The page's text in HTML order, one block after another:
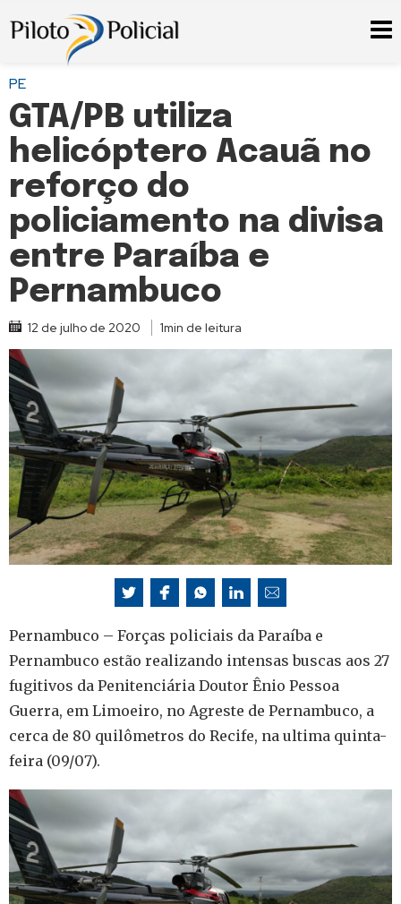
PE
GTA/PB utiliza
helicóptero Acauã no
reforço do
policiamento na divisa
entre Paraíba e
Pernambuco
12 de julho de 2020 1min de leitura
Pernambuco – Forças policiais da Paraíba e
Pernambuco estão realizando intensas buscas aos 27
fugitivos da Penitenciária Doutor Ênio Pessoa
Guerra, em Limoeiro, no Agreste de Pernambuco, a
cerca de 80 quilômetros do Recife, na ultima quinta-
feira (09/07).